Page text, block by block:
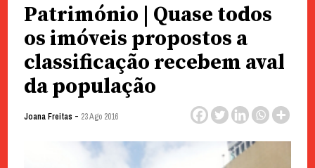
contentPatrimónio | Quase todos
os imóveis propostos a
classificação recebem aval
da população
Joana Freitas - 23 Ago 2016